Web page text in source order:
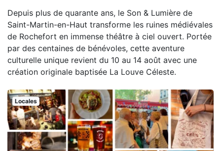
Depuis plus de quarante ans, le Son & Lumière de
Saint-Martin-en-Haut transforme les ruines médiévales
de Rochefort en immense théâtre à ciel ouvert. Portée
par des centaines de bénévoles, cette aventure
culturelle unique revient du 10 au 14 août avec une
création originale baptisée La Louve Céleste.
Locales